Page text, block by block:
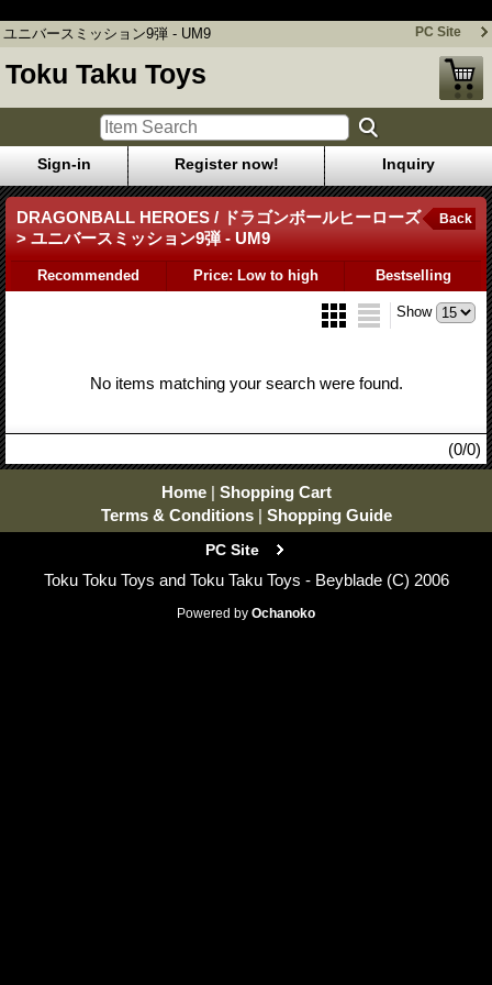
ユニバースミッション9弾 - UM9 PC Site
Toku Taku Toys
Sign-in Register now! Inquiry
DRAGONBALL HEROES / ドラゴンボールヒーローズ
> ユニバースミッション9弾 - UM9
Back
Recommended Price: Low to high Bestselling
Show
No items matching your search were found.
(0/0)
Home | Shopping Cart
Terms & Conditions | Shopping Guide
PC Site
Toku Toku Toys and Toku Taku Toys - Beyblade (C) 2006
Powered by Ochanoko